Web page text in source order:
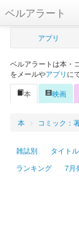
ベルアラート
ベルアラートとは
新規登録
ログイン
Myシェルフ
プレミアム
アプリ
ベルアラートは本・
をメールやアプリ に
本
映画
本 > コミック：
雑誌別 タイト
ランキング
7月